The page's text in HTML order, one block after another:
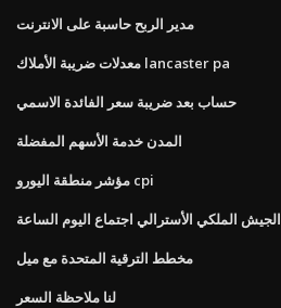
مدير الربح حاسبة على الانترنت
معدلات ضريبة الأملاك lancaster pa
حساب بعد ضريبة سعر الفائدة الاسمي
المدن خدمة الأسهم المفضلة
مؤشر منطقة اليورو cpi
الجيش الملكي الأسترالي اجتماع اليوم الساعة
مخطط الترقية المتحدة مع ميل
لنا ملاحظة السعر